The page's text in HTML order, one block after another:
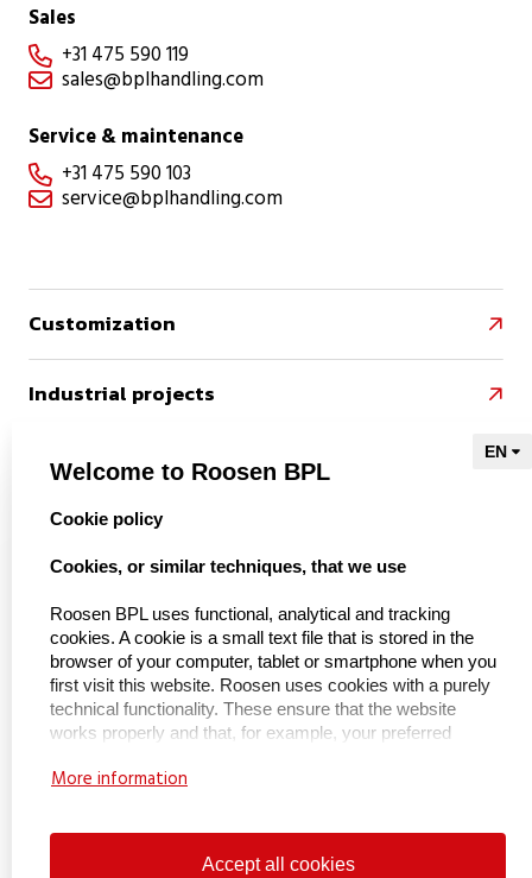
Sales
 +31 475 590 119
 sales@bplhandling.com
Service & maintenance
 +31 475 590 103
 service@bplhandling.com
Customization 
Industrial projects 
References 
Naar Kieu Engineering
About us
About BPL Handling
Certifications
Working at
Welcome to Roosen BPL
select language
Cookie policy
Cookies, or similar techniques, that we use
Roosen BPL uses functional, analytical and tracking
cookies. A cookie is a small text file that is stored in the
browser of your computer, tablet or smartphone when you
first visit this website. Roosen uses cookies with a purely
technical functionality. These ensure that the website
works properly and that, for example, your preferred
make the website work properly and to optimize it. In
More information
Accept all cookies